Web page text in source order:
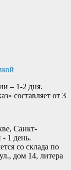
– 1-2 дня.
составляет от 3
Санкт-
- 1 день.
со склада по
дом 14, литера